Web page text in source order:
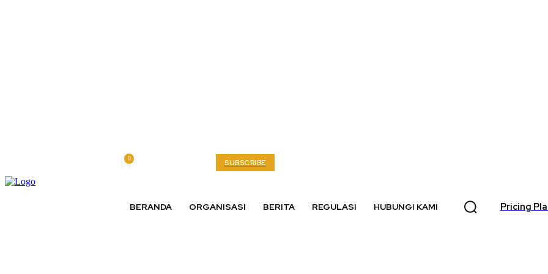
0 SUBSCRIBE
BERANDA ORGANISASI BERITA REGULASI HUBUNGI KAMI Pricing